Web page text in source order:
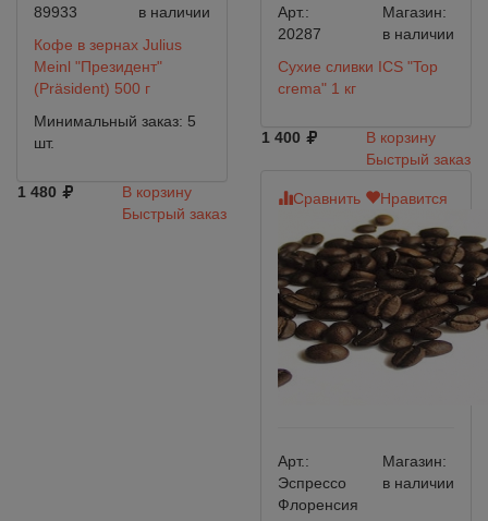
89933
в наличии
Кофе в зернах Julius
Meinl "Президент"
(Präsident) 500 г
Минимальный заказ: 5
шт.
1 480
В корзину
Быстрый заказ
Арт.:
20287
Магазин:
в наличии
Сухие сливки ICS "Top
crema" 1 кг
1 400
В корзину
Быстрый заказ
Сравнить Нравится
Арт.:
Эспрессо
Флоренсия
Магазин:
в наличии